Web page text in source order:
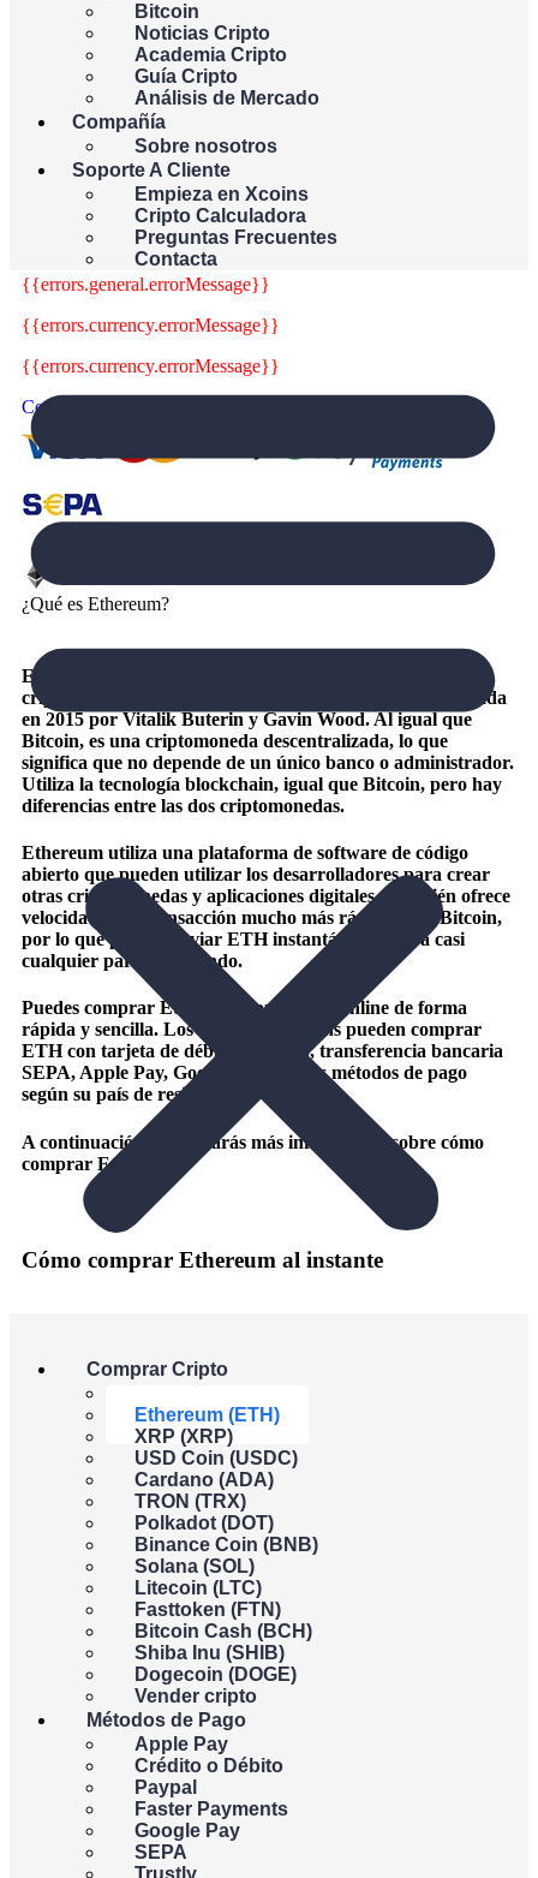
Bitcoin
Noticias Cripto
Academia Cripto
Guía Cripto
Análisis de Mercado
Compañía
Sobre nosotros
Soporte A Cliente
Empieza en Xcoins
Cripto Calculadora
Preguntas Frecuentes
Contacta
Comprar Cripto
Ethereum (ETH)
XRP (XRP)
USD Coin (USDC)
Cardano (ADA)
TRON (TRX)
Polkadot (DOT)
Binance Coin (BNB)
Solana (SOL)
Litecoin (LTC)
Fasttoken (FTN)
Bitcoin Cash (BCH)
Shiba Inu (SHIB)
Dogecoin (DOGE)
Vender cripto
Métodos de Pago
Apple Pay
Crédito o Débito
Paypal
Faster Payments
Google Pay
SEPA
Trustly
{{c.código_moneda}}
Gastasrecibes
{{c.coin_code}}
{{errors.general.errorMessage}}
{{errors.currency.errorMessage}}
{{errors.currency.errorMessage}}
Comprar Bitcoin
¿Qué es Ethereum?
Ethereum (ETH), o Ether, es la segunda mayor
criptomoneda del mundo, por detrás de Bitcoin. Fue creada
en 2015 por Vitalik Buterin y Gavin Wood. Al igual que
Bitcoin, es una criptomoneda descentralizada, lo que
significa que no depende de un único banco o administrador.
Utiliza la tecnología blockchain, igual que Bitcoin, pero hay
diferencias entre las dos criptomonedas.
Ethereum utiliza una plataforma de software de código
abierto que pueden utilizar los desarrolladores para crear
otras criptomonedas y aplicaciones digitales. También ofrece
velocidades de transacción mucho más rápidas que Bitcoin,
por lo que puedes enviar ETH instantáneamente a casi
cualquier parte del mundo.
Puedes comprar Ethereum con Xcoins online de forma
rápida y sencilla. Los clientes de Xcoins pueden comprar
ETH con tarjeta de débito o crédito, transferencia bancaria
SEPA, Apple Pay, Google Pay u otros métodos de pago
según su país de residencia.
A continuación encontrarás más información sobre cómo
comprar Ethereum.
Cómo comprar Ethereum al instante
Regístrate para obtener una cuenta gratuita
Regístrate
en Xcoins y sube tus documentos de verificación para
abrir una cuenta.
Enviar datos de pago
Comprueba el precio de ETH en tiempo real y selecciona la
cantidad de ETH que deseas comprar. Elige el método de pago
que prefieras y completa los datos de facturación.
Recibe tu Ethereum
Una vez enviada tu transacción, enviaremos el ETH a tu
monedero en los 15 minutos siguientes a la aprobación del pago.
Comprar Ethereum